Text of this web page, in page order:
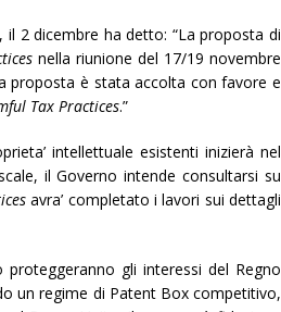
2 dicembre ha detto: “La proposta di
nella riunione del 17/19 novembre
proposta è stata accolta con favore e
Tax Practices.”
intellettuale esistenti inizierà nel
il Governo intende consultarsi su
avra’ completato i lavori sui dettagli
gli interessi del Regno
un regime di Patent Box competitivo,